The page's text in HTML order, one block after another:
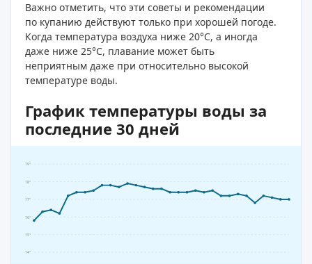
Важно отметить, что эти советы и рекомендации
по купанию действуют только при хорошей погоде.
Когда температура воздуха ниже 20°C, а иногда
даже ниже 25°C, плавание может быть
неприятным даже при относительно высокой
температуре воды.
График температуры воды за
последние 30 дней
14°
15°
16°
17°
18°
19°